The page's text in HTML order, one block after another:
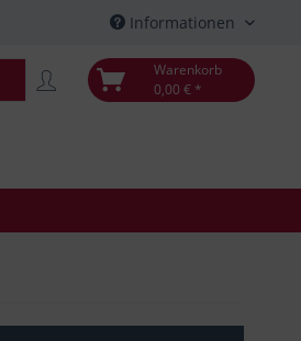
Informationen
Warenkorb
0,00 € *